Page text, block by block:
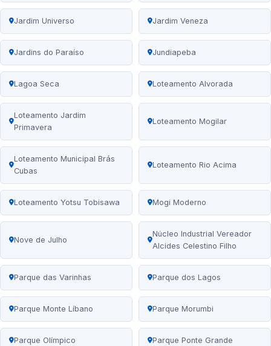
Jardim Universo Jardim Veneza
Jardins do Paraíso Jundiapeba
Lagoa Seca Loteamento Alvorada
Loteamento Jardim
Primavera
Loteamento Mogilar
Loteamento Municipal Brás
Cubas
Loteamento Rio Acima
Loteamento Yotsu Tobisawa Mogi Moderno
Nove de Julho
Núcleo Industrial Vereador
Alcides Celestino Filho
Parque das Varinhas Parque dos Lagos
Parque Monte Líbano Parque Morumbi
Parque Olímpico Parque Ponte Grande